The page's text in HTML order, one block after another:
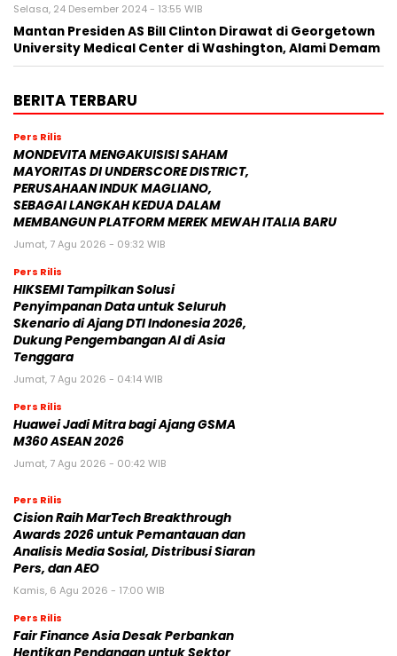
Selasa, 24 Desember 2024 - 13:55 WIB
Mantan Presiden AS Bill Clinton Dirawat di Georgetown
University Medical Center di Washington, Alami Demam
BERITA TERBARU
Pers Rilis
MONDEVITA MENGAKUISISI SAHAM
MAYORITAS DI UNDERSCORE DISTRICT,
PERUSAHAAN INDUK MAGLIANO,
SEBAGAI LANGKAH KEDUA DALAM
MEMBANGUN PLATFORM MEREK MEWAH ITALIA BARU
Jumat, 7 Agu 2026 - 09:32 WIB
Pers Rilis
HIKSEMI Tampilkan Solusi
Penyimpanan Data untuk Seluruh
Skenario di Ajang DTI Indonesia 2026,
Dukung Pengembangan AI di Asia
Tenggara
Jumat, 7 Agu 2026 - 04:14 WIB
Pers Rilis
Huawei Jadi Mitra bagi Ajang GSMA
M360 ASEAN 2026
Jumat, 7 Agu 2026 - 00:42 WIB
Pers Rilis
Cision Raih MarTech Breakthrough
Awards 2026 untuk Pemantauan dan
Analisis Media Sosial, Distribusi Siaran
Pers, dan AEO
Kamis, 6 Agu 2026 - 17:00 WIB
Pers Rilis
Fair Finance Asia Desak Perbankan
Hentikan Pendanaan untuk Sektor